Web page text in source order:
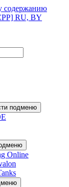
содержанию
подменю
Online